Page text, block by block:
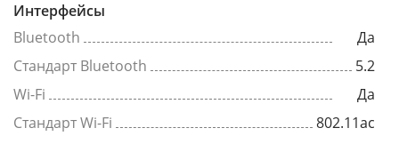
Интерфейсы
Bluetooth
Да
Стандарт Bluetooth
5.2
Wi-Fi
Да
Стандарт Wi-Fi
802.11ac